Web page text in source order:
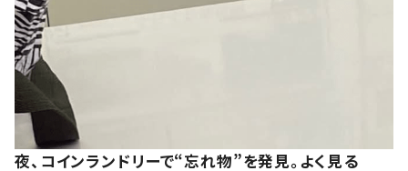
夜、コインランドリーで“忘れ物”を発見。よく見る